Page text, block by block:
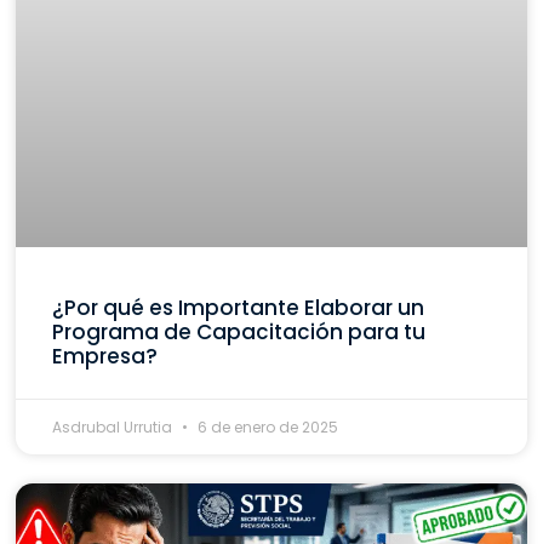
¿Por qué es Importante Elaborar un
Programa de Capacitación para tu
Empresa?
Asdrubal Urrutia 6 de enero de 2025